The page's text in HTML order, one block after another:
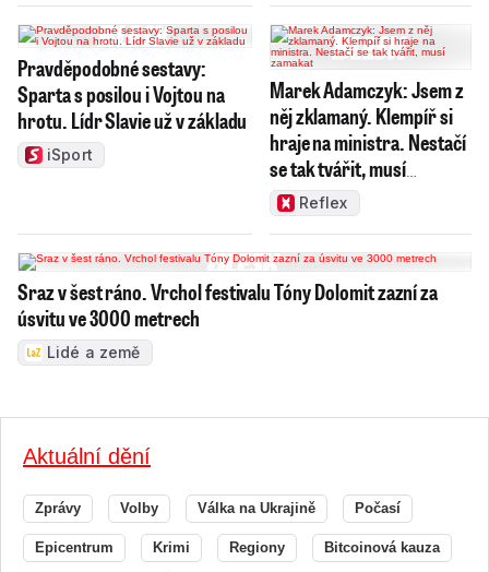
Pravděpodobné sestavy:
Sparta s posilou i Vojtou na
hrotu. Lídr Slavie už v základu
iSport
Marek Adamczyk: Jsem z
něj zklamaný. Klempíř si
hraje na ministra. Nestačí
se tak tvářit, musí
zamakat
Reflex
Sraz v šest ráno. Vrchol festivalu Tóny Dolomit zazní za
úsvitu ve 3000 metrech
Lidé a země
Aktuální dění
Zprávy Volby Válka na Ukrajině Počasí
Epicentrum Krimi Regiony Bitcoinová kauza